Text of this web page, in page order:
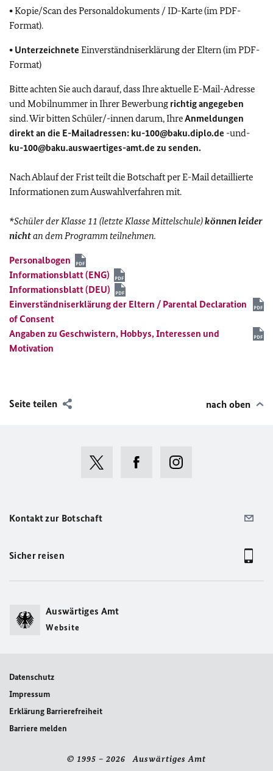
•Kopie/Scan des Personaldokuments / ID-Karte (im PDF-
Format).
• Unterzeichnete Einverständniserklärung der Eltern (im PDF-
Format)
Bitte achten Sie auch darauf, dass Ihre aktuelle E-Mail-Adresse
und Mobilnummer in Ihrer Bewerbung richtigangegeben
sind. Wir bitten Schüler/-innen darum, IhreAnmeldungen
direkt an die E-Mailadressen: ku-100@baku.diplo.de -und-
ku-100@baku.auswaertiges-amt.de zu senden.
Nach Ablauf der Frist teilt die Botschaft per E-Mail detaillierte
Informationen zum Auswahlverfahren mit.
*Schüler der Klasse 11 (letzte Klasse Mittelschule)können leider
nichtan dem Programm teilnehmen.
Personalbogen
Informationsblatt (ENG)
Informationsblatt (DEU)
Einverständniserklärung der Eltern / Parental Declaration
of Consent
Angaben zu Geschwistern, Hobbys, Interessen und
Motivation
Seite teilen nach oben
Kontakt zur Botschaft
Sicher reisen
Auswärtiges Amt
Website
Datenschutz
Impressum
Erklärung Barrierefreiheit
Barriere melden
© 1995 – 2026 Auswärtiges Amt